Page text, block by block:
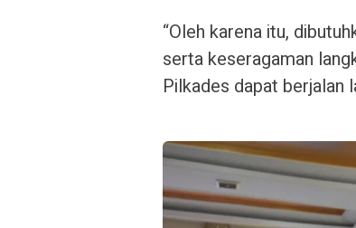
“Oleh karena itu,
serta keseragaman
Pilkades dapat berjalan